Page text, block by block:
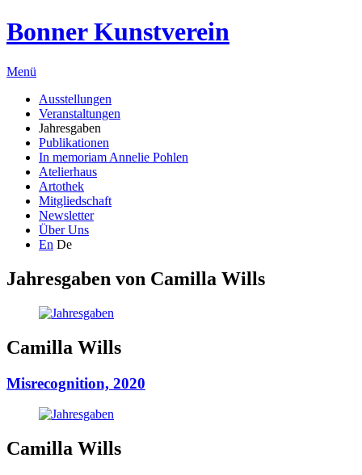
Bonner Kunstverein
Menü
Ausstellungen
Veranstaltungen
Jahresgaben
Publikationen
In memoriam Annelie Pohlen
Atelierhaus
Artothek
Mitgliedschaft
Newsletter
Über Uns
En De
Jahresgaben von Camilla Wills
Camilla Wills
Misrecognition, 2020
Camilla Wills